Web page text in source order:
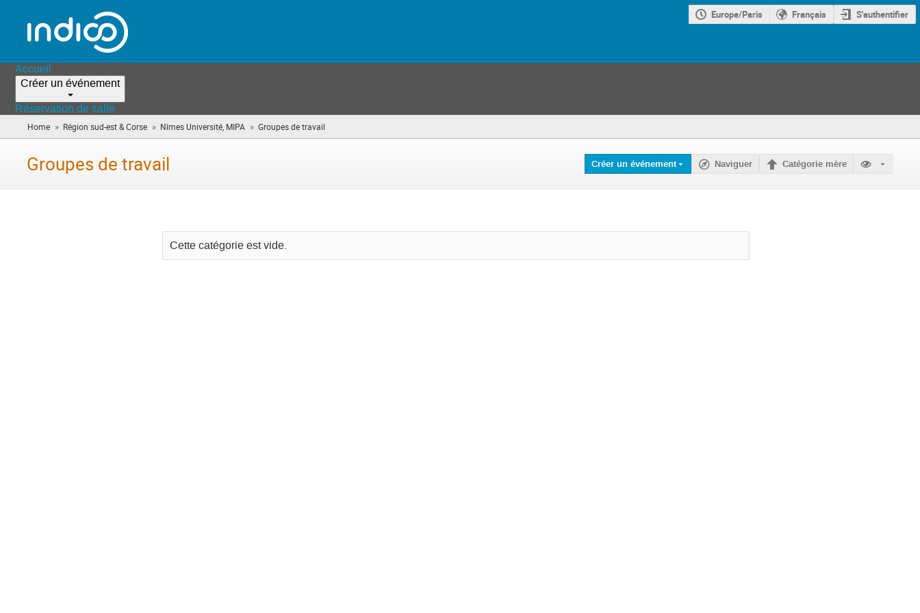
Europe/Paris Français S'authentifier
Accueil
Créer un événement
Réservation de salle
Home » Région sud-est & Corse » Nîmes Université, MIPA » Groupes de travail
êtes
Groupes de travail Créer un événement Naviguer Catégorie mère
Cette catégorie est vide.